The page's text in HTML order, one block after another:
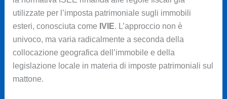
utilizzate per l’imposta patrimoniale sugli immobili
esteri, conosciuta come IVIE. L’approccio non è
univoco, ma varia radicalmente a seconda della
collocazione geografica dell’immobile e della
legislazione locale in materia di imposte patrimoniali sul
mattone.